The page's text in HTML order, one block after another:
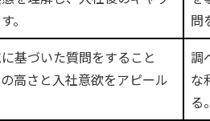
。
問
基づいた質問をすること
高さと入社意欲をアピール
調
な
る